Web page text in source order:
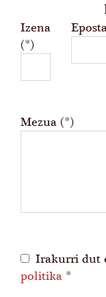
Izena
(*)
Mezua (*)
Irakurri dut
politika *